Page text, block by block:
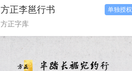
方正李邕行书
方正字库
单独授权